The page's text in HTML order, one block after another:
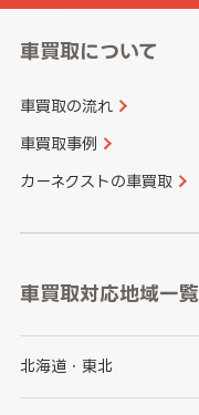
車買取について
車買取の流れ
車買取事例
カーネクストの車買取
車買取対応地域一覧
北海道・東北